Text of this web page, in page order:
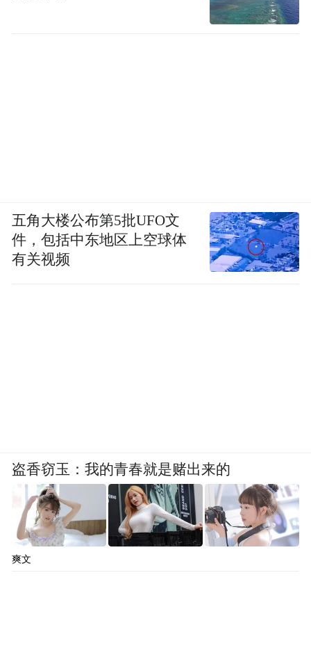
五角大楼公布第5批UFO文
件，包括中东地区上空球体
有关视频
盗香窃玉：我的青春就是赌出来的
爽文